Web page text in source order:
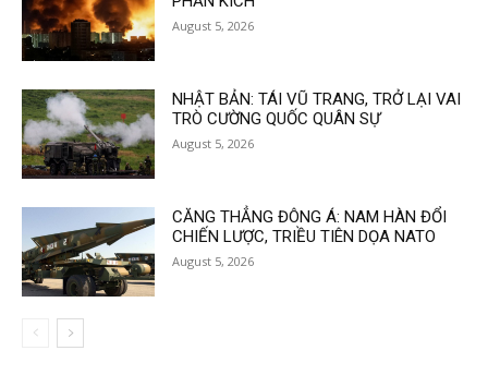
August 5, 2026
NHẬT BẢN: TÁI VŨ TRANG, TRỞ LẠI VAI
TRÒ CƯỜNG QUỐC QUÂN SỰ
August 5, 2026
CĂNG THẲNG ĐÔNG Á: NAM HÀN ĐỔI
CHIẾN LƯỢC, TRIỀU TIÊN DỌA NATO
August 5, 2026